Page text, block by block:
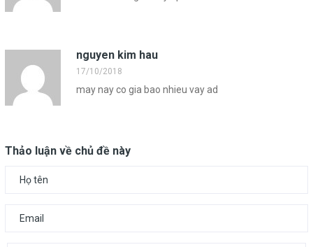
nguyen kim hau
17/10/2018
may nay co gia bao nhieu vay ad
Thảo luận về chủ đề này